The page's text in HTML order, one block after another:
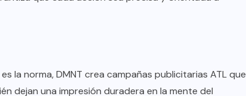
la norma, DMNT crea campañas publicitarias ATL que
dejan una impresión duradera en la mente del